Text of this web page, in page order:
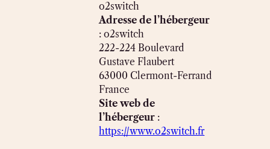
o2switch
Adresse de l’hébergeur
: o2switch
222-224 Boulevard
Gustave Flaubert
63000 Clermont-Ferrand
France
Site web de
l’hébergeur :
https://www.o2switch.fr